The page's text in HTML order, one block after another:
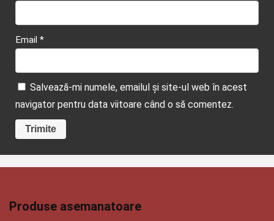
Email *
Salvează-mi numele, emailul și site-ul web în acest
navigator pentru data viitoare când o să comentez.
Produse asemanatoare